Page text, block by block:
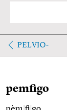
PELVIO-
pemfigo